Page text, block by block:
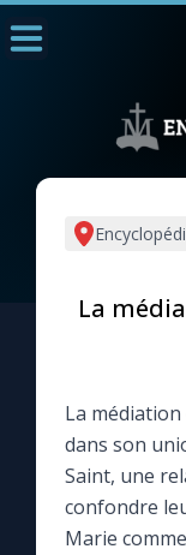
L'actualité de
La newsletter
La vidéo de la
La
La
dans son
Saint, une
confondre
Marie